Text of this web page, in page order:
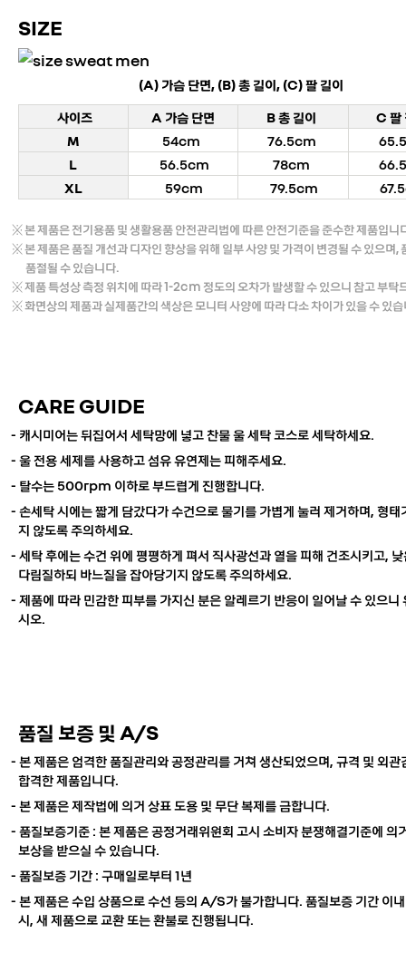
SIZE
(A) 가슴 단면, (B) 총 길이, (C) 팔 길이
사이즈​
A 가슴 단면 B 총 길이
C 팔
M
54cm 76.5cm
L
56.5cm 78cm
XL
59cm 79.5cm
※ 본 제품은 전기용품 및 생활용품 안전관리법에 따른 안전기준을 준수한 제품입니
※ 본 제품은 품질 개선과 디자인 향상을 위해 일부 사양 및 가격이 변경될 수 있으며,
품절될 수 있습니다.
※ 제품 특성상 측정 위치에 따라 1-2cm 정도의 오차가 발생할 수 있으니 참고 부탁
※ 화면상의 제품과 실제품간의 색상은 모니터 사양에 따라 다소 차이가 있을 수 있
CARE GUIDE
- 캐시미어는 뒤집어서 세탁망에 넣고 찬물 울 세탁 코스로 세탁하세요.
- 울 전용 세제를 사용하고 섬유 유연제는 피해주세요.
- 탈수는 500rpm 이하로 부드럽게 진행합니다.
- 손세탁 시에는 짧게 담갔다가 수건으로 물기를 가볍게 눌러 제거하며, 형태
지 않도록 주의하세요.
- 세탁 후에는 수건 위에 평평하게 펴서 직사광선과 열을 피해 건조시키고,
다림질하되 바느질을 잡아당기지 않도록 주의하세요.
- 제품에 따라 민감한 피부를 가지신 분은 알레르기 반응이 일어날 수 있으니
시오.
품질 보증 및 A/S
- 본 제품은 엄격한 품질관리와 공정관리를 거쳐 생산되었으며, 규격 및 외관
합격한 제품입니다.
- 본 제품은 제작법에 의거 상표 도용 및 무단 복제를 금합니다.
- 품질보증기준 : 본 제품은 공정거래위원회 고시 소비자 분쟁해결기준에 의
보상을 받으실 수 있습니다.
- 품질보증 기간 : 구매일로부터 1년
- 본 제품은 수입 상품으로 수선 등의 A/S가 불가합니다. 품질보증 기간 이
시, 새 제품으로 교환 또는 환불로 진행됩니다.